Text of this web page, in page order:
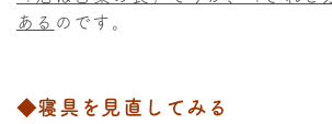
ある のです。
◆寝具を見直してみる